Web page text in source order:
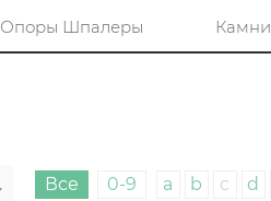
Опоры Шпалеры Камни
Все 0-9 a b c d